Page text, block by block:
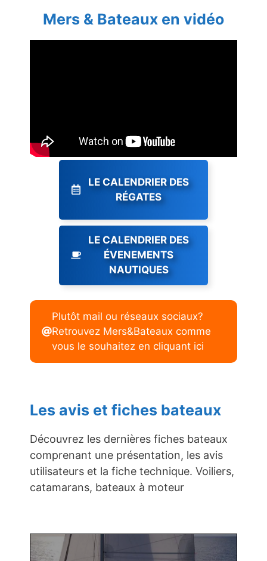
Mers & Bateaux en vidéo
LE CALENDRIER DES
RÉGATES
LE CALENDRIER DES
ÉVENEMENTS
NAUTIQUES
Plutôt mail ou réseaux sociaux?
Retrouvez Mers&Bateaux comme
vous le souhaitez en cliquant ici
Les avis et fiches bateaux
Découvrez les dernières fiches bateaux
comprenant une présentation, les avis
utilisateurs et la fiche technique. Voiliers,
catamarans, bateaux à moteur